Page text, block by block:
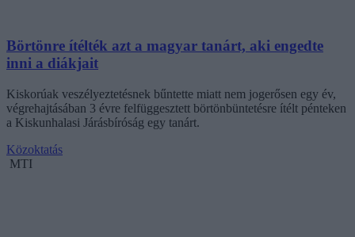
Börtönre ítélték azt a magyar tanárt, aki engedte
inni a diákjait
Kiskorúak veszélyeztetésnek bűntette miatt nem jogerősen egy év,
végrehajtásában 3 évre felfüggesztett börtönbüntetésre ítélt pénteken
a Kiskunhalasi Járásbíróság egy tanárt.
Közoktatás
MTI